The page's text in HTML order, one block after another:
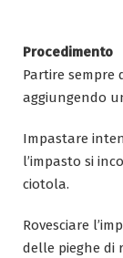
Procedimento
Partire sempre
aggiungendo
Impastare
l’impasto si
ciotola.
Rovesciare
delle pieghe di